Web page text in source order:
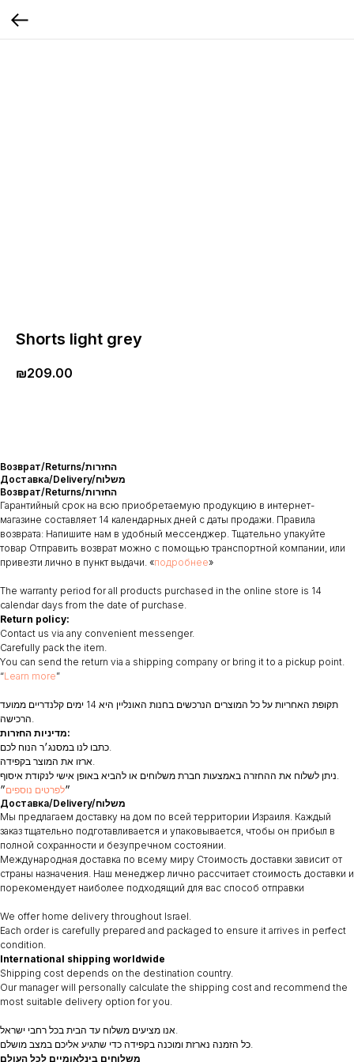
Shorts light grey
₪209.00
Возврат/Returns/החזרות
Доставка/Delivery/משלוח
Возврат/Returns/החזרות
Гарантийный срок на всю приобретаемую продукцию в интернет-
магазине составляет 14 календарных дней с даты продажи. Правила
возврата: Напишите нам в удобный мессенджер. Тщательно упакуйте
товар Отправить возврат можно с помощью транспортной компании, или
привезти лично в пункт выдачи. «подробнее»
The warranty period for all products purchased in the online store is 14
calendar days from the date of purchase.
Return policy:
Contact us via any convenient messenger.
Carefully pack the item.
You can send the return via a shipping company or bring it to a pickup point.
“Learn more”
תקופת האחריות על כל המוצרים הנרכשים בחנות האונליין היא 14 ימים קלנדריים ממועד
הרכישה.
מדיניות החזרות:
כתבו לנו במסנג׳ר הנוח לכם.
ארזו את המוצר בקפידה.
ניתן לשלוח את ההחזרה באמצעות חברת משלוחים או להביא באופן אישי לנקודת איסוף.
״לפרטים נוספים״
Доставка/Delivery/משלוח
Мы предлагаем доставку на дом по всей территории Израиля. Каждый
заказ тщательно подготавливается и упаковывается, чтобы он прибыл в
полной сохранности и безупречном состоянии.
Международная доставка по всему миру Стоимость доставки зависит от
страны назначения. Наш менеджер лично рассчитает стоимость доставки и
порекомендует наиболее подходящий для вас способ отправки
We offer home delivery throughout Israel.
Each order is carefully prepared and packaged to ensure it arrives in perfect
condition.
International shipping worldwide
Shipping cost depends on the destination country.
Our manager will personally calculate the shipping cost and recommend the
most suitable delivery option for you.
אנו מציעים משלוח עד הבית בכל רחבי ישראל.
כל הזמנה נארזת ומוכנה בקפידה כדי שתגיע אליכם במצב מושלם.
משלוחים בינלאומיים לכל העולם